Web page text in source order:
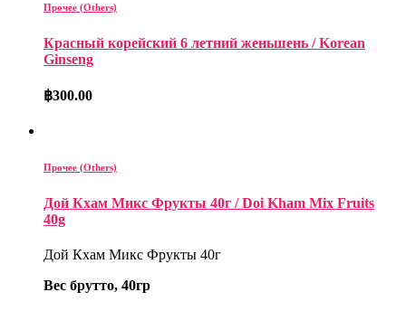
Прочее (Others)
Красный корейский 6 летний женьшень / Korean
Ginseng
฿300.00
Прочее (Others)
Дой Кхам Микс Фрукты 40г / Doi Kham Mix Fruits
40g
Дой Кхам Микс Фрукты 40г
Вес брутто, 40гр